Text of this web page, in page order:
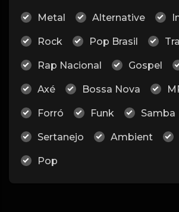
Metal Alternative
Rock Pop Brasil
Rap Nacional Gospel
Axé Bossa Nova
Forró Funk Samba
Sertanejo Ambient
Pop